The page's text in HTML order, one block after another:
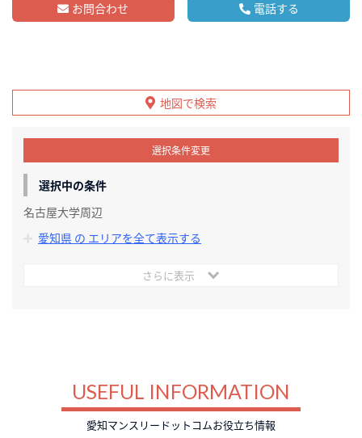
お問合わせ 電話する
地図で検索
選択条件変更
選択中の条件
名古屋大学周辺
愛知県 の エリアを全て表示する
さらに表示
USEFUL INFORMATION
愛知マンスリードットコムお役立ち情報